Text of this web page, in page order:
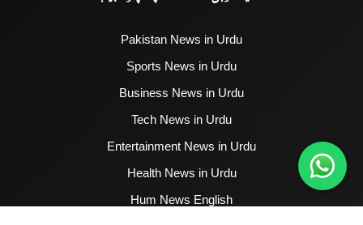
Pakistan News in Urdu
Sports News in Urdu
Business News in Urdu
Tech News in Urdu
Entertainment News in Urdu
Health News in Urdu
Hum News English